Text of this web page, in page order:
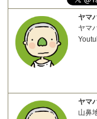
ヤマ
ヤマ
ヤマ
山鼻